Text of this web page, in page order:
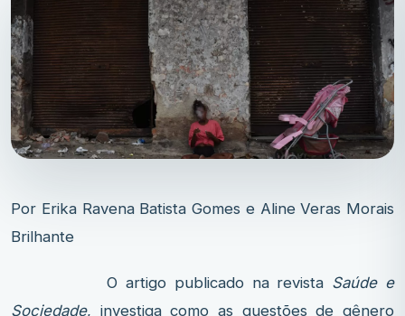
Por Erika Ravena Batista Gomes e Aline Veras Morais
Brilhante
O artigo publicado na revista Saúde e
Sociedade, investiga como as questões de gênero